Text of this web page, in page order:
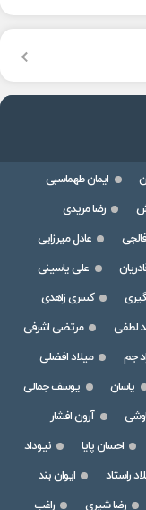
ایمان طهماسبی
رضا مریدی
عادل میرزایی
علی یاسینی
کسری زاهدی
لطفی
مرتضی اشرفی
جم
میلاد افضلی
یاسان
یوسف جمالی
آرون افشار
احسان پایا
نیوداد
راستاد
ایوان بند
رضا شیری
راغب